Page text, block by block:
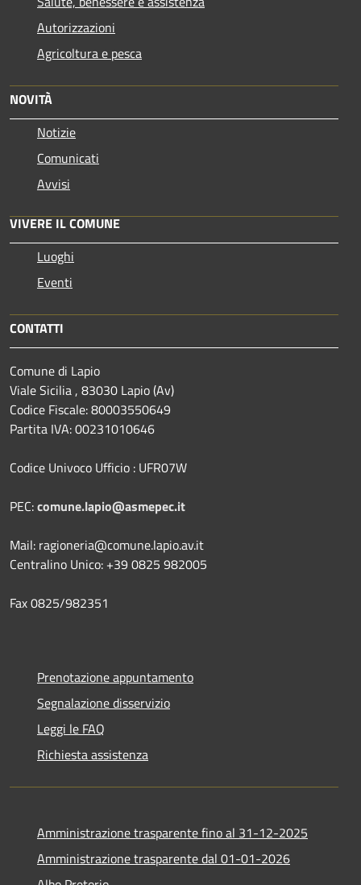
Autorizzazioni
Agricoltura e pesca
NOVITÀ
Notizie
Comunicati
Avvisi
VIVERE IL COMUNE
Luoghi
Eventi
CONTATTI
Comune di Lapio
Viale Sicilia , 83030 Lapio (Av)
Codice Fiscale: 80003550649
Partita IVA: 00231010646
Codice Univoco Ufficio : UFR07W
PEC:comune.lapio@asmepec.it
Mail: ragioneria@comune.lapio.av.it
Centralino Unico: +39 0825 982005
Fax 0825/982351
Prenotazione appuntamento
Segnalazione disservizio
Leggi le FAQ
Richiesta assistenza
Amministrazione trasparente fino al 31-12-2025
Amministrazione trasparente dal 01-01-2026